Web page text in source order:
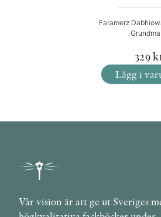
Faramerz
329
Lägg i
Vår vision är att ge ut Sveriges